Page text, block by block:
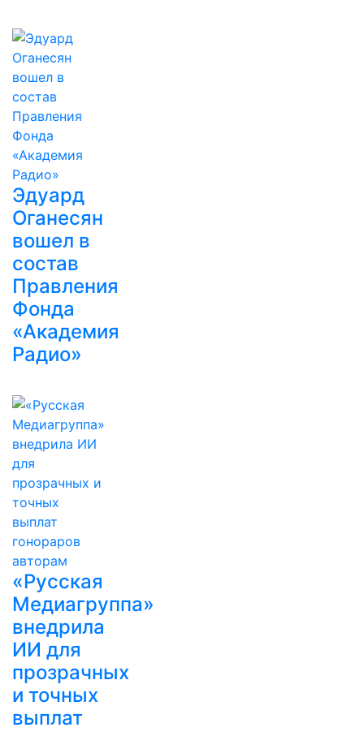
Эдуард
Оганесян
вошел в
состав
Правления
Фонда
«Академия
Радио»
«Русская
Медиагруппа»
внедрила
ИИ для
прозрачных
и точных
выплат